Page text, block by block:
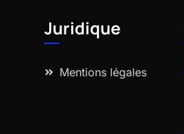
Juridique
Mentions légales